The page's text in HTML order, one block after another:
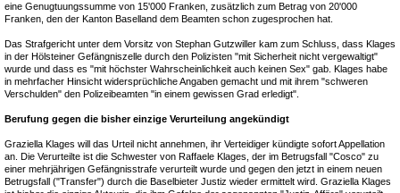
eine Genugtuungssumme von 15'000 Franken, zusätzlich zum Betrag von 20'000
Franken, den der Kanton Baselland dem Beamten schon zugesprochen hat.
Das Strafgericht unter dem Vorsitz von Stephan Gutzwiller kam zum Schluss, dass Klages
in der Hölsteiner Gefängniszelle durch den Polizisten "mit Sicherheit nicht vergewaltigt"
wurde und dass es "mit höchster Wahrscheinlichkeit auch keinen Sex" gab. Klages habe
in mehrfacher Hinsicht widersprüchliche Angaben gemacht und mit ihrem "schweren
Verschulden" den Polizeibeamten "in einem gewissen Grad erledigt".
Berufung gegen die bisher einzige Verurteilung angekündigt
Graziella Klages will das Urteil nicht annehmen, ihr Verteidiger kündigte sofort Appellation
an. Die Verurteilte ist die Schwester von Raffaele Klages, der im Betrugsfall "Cosco" zu
einer mehrjährigen Gefängnisstrafe verurteilt wurde und gegen den jetzt in einem neuen
Betrugsfall ("Transfer") durch die Baselbieter Justiz wieder ermittelt wird. Graziella Klages